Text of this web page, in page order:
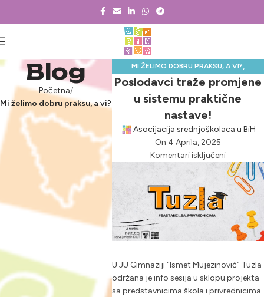
Blog
Početna
Mi želimo dobru praksu, a vi?
MI ŽELIMO DOBRU PRAKSU, A VI?,
NOVOSTI & PROJEKTI,
PRAKTIČNA NASTAVA
Poslodavci traže promjene
u sistemu praktične
nastave!
Asocijacija srednjoškolaca u BiH
On 4 Aprila, 2025
Komentari isključeni
U JU Gimnaziji “Ismet Mujezinović” Tuzla
održana je info sesija u sklopu projekta
sa predstavnicima škola i privrednicima.